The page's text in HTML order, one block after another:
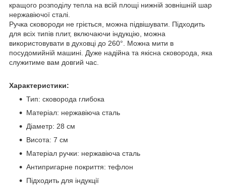
кращого розподілу тепла на всій площі нижній зовнішній шар
нержавіючої сталі.
Ручка сковороди не гріється, можна підвішувати. Підходить
для всіх типів плит, включаючи індукцію, можна
використовувати в духовці до 260°. Можна мити в
посудомийній машині. Дуже надійна та якісна сковорода, яка
служитиме вам довгий час.
Характеристики:
Тип: сковорода глибока
Матеріал: нержавіюча сталь
Діаметр: 28 см
Висота: 7 см
Матеріал ручки: нержавіюча сталь
Антипригарне покриття: тефлон
Підходить для індукції